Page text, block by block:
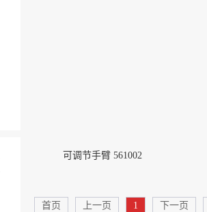
可调节手臂 561002
首页 上一页 1 下一页